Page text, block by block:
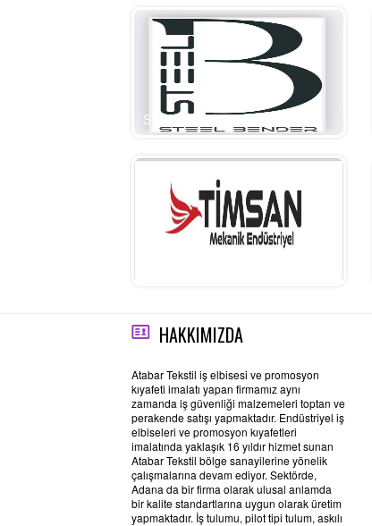
STEEL BENDER
HAKKIMIZDA
Atabar Tekstil iş elbisesi ve promosyon
kıyafeti imalatı yapan firmamız aynı
zamanda iş güvenliği malzemeleri toptan ve
perakende satışı yapmaktadır. Endüstriyel iş
elbiseleri ve promosyon kıyafetleri
imalatında yaklaşık 16 yıldır hizmet sunan
Atabar Tekstil bölge sanayilerine yönelik
çalışmalarına devam ediyor. Sektörde,
Adana da bir firma olarak ulusal anlamda
bir kalite standartlarına uygun olarak üretim
yapmaktadır. İş tulumu, pilot tipi tulum, askılı